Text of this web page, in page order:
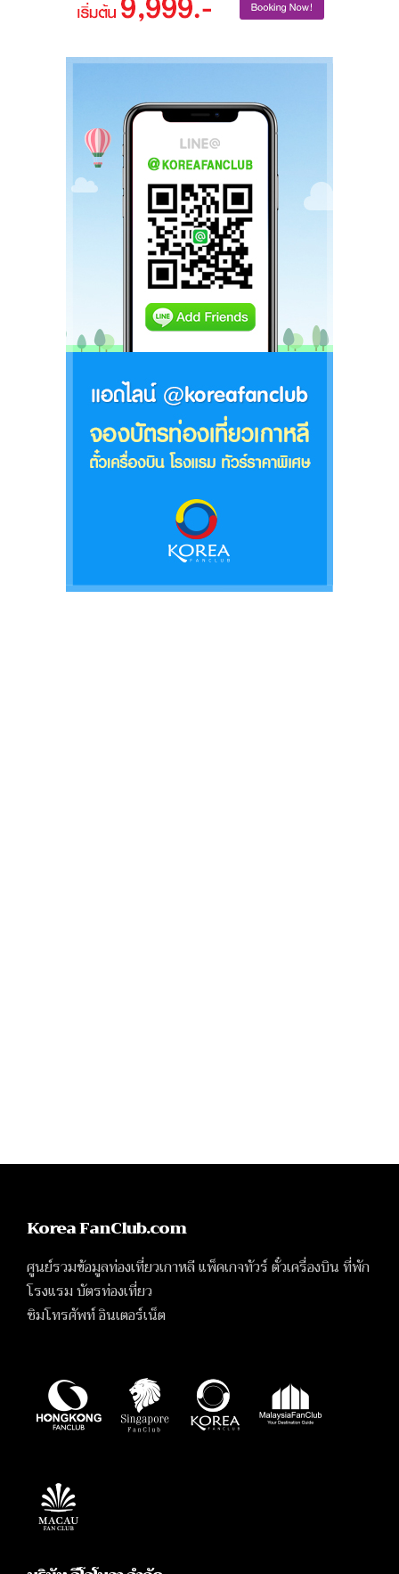
Korea FanClub.com
ศูนย์รวมข้อมูลท่องเที่ยวเกาหลี แพ็คเกจทัวร์ ตั๋วเครื่องบิน ที่พัก
โรงแรม บัตรท่องเที่ยว
ซิมโทรศัพท์ อินเตอร์เน็ต